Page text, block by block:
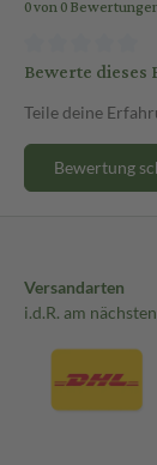
0 von 0
Bewerte dieses
Teile deine
Bewertung
Versandarten
i.d.R. am